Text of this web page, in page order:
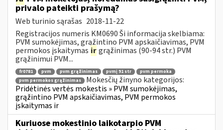
privalo pateikti prašymą?
Web turinio sąrašas 2018-11-22
Registracijos numeris KM0690 Ši informacija skelbiama:
PVM sumokėjimas, grąžintino PVM apskaičiavimas, PVM
permokos įskaitymas irgrąžinimas (90-94 str.) PVM
grąžinimui PVM...
fr0781 pvm pvm grąžinimas pvmį 91 str
pvm permoka
pvm permokos grąžinimas
Mokesčių žinyno kategorijos:
Pridėtinės vertės mokestis » PVM sumokėjimas,
grąžintino PVM apskaičiavimas, PVM permokos
įskaitymas ir
Kuriuose mokestinio laikotarpio PVM